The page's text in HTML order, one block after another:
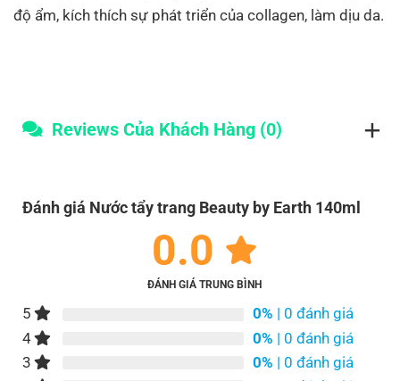
độ ẩm, kích thích sự phát triển của collagen, làm dịu da.
Reviews Của Khách Hàng (0)
Đánh giá Nước tẩy trang Beauty by Earth 140ml
0.0
ĐÁNH GIÁ TRUNG BÌNH
5 0% | 0 đánh giá
4
0% | 0 đánh giá
3
0% | 0 đánh giá